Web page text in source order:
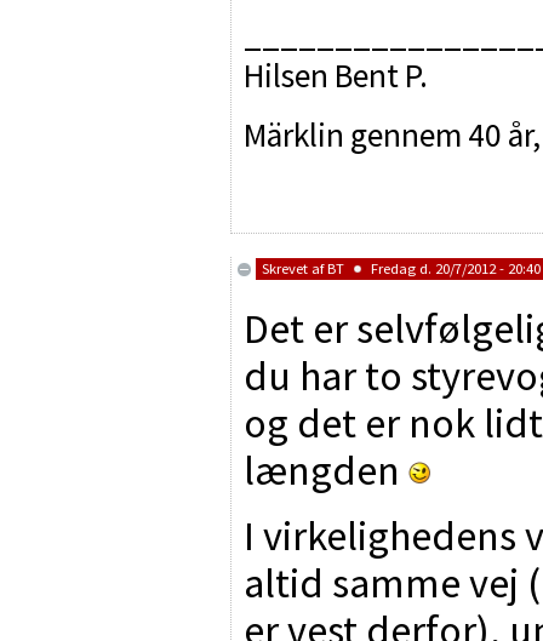
Hilsen Bent P.
Märklin gennem 40
Skrevet afBT Fredag d. 20/7/2012 - 20:40
Det er
du har to
og det er nok
længden
I virkelighedens
altid samme vej
er vest derfor),